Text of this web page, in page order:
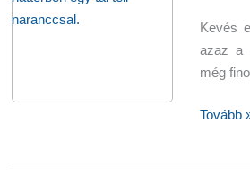
Kevés
azaz a
még
Egy
Tovább